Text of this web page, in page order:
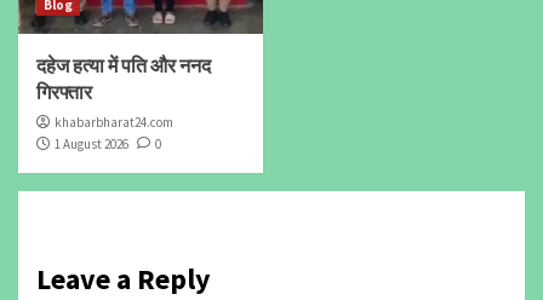
Blog
दहेज हत्या में पति और ननद
गिरफ्तार
khabarbharat24.com
1 August 2026
0
Leave a Reply